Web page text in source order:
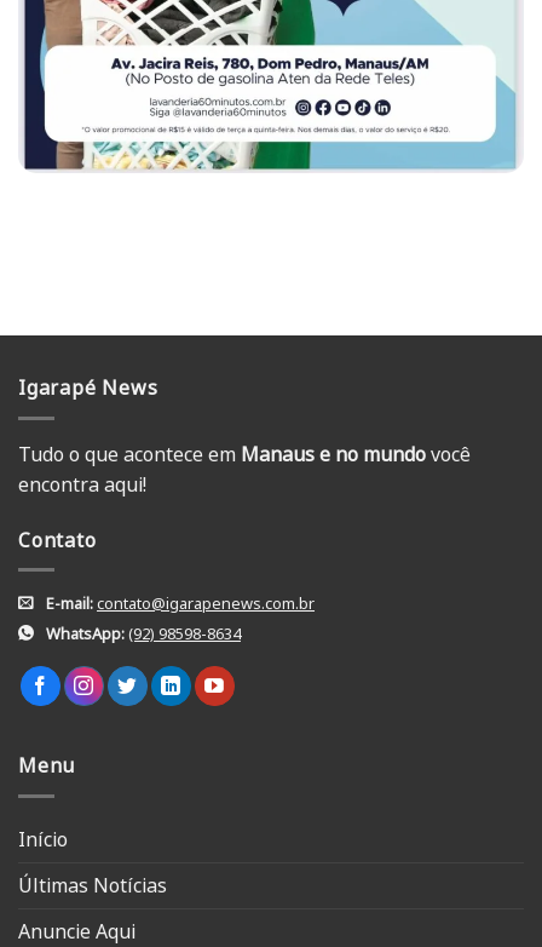
Igarapé News
Tudo o que acontece em Manaus e no mundovocê
encontra aqui!
Contato
E-mail:contato@igarapenews.com.br
WhatsApp:(92) 98598-8634
Menu
Início
Últimas Notícias
Anuncie Aqui